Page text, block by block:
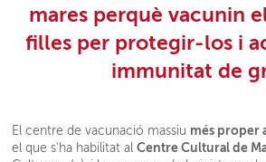
mares perquè vacunin
filles per protegir-los i
immunitat de
El centre de vacunació massiu més proper
el que s'ha habilitat alCentre Cultural de